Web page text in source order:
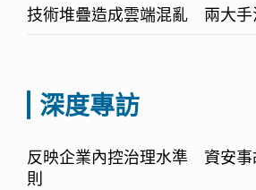
技術堆疊造成雲端混亂 兩大手
深度專訪
反映企業內控治理水準 資安事
則